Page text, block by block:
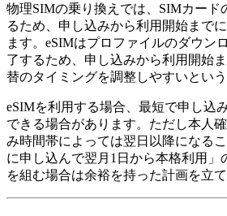
物理SIMの乗り換えでは、SIMカード
るため、申し込みから利用開始まで
ます。eSIMはプロファイルのダウン
了するため、申し込みから利用開始
替のタイミングを調整しやすいとい
eSIMを利用する場合、最短で申し込
できる場合があります。ただし本人
み時間帯によっては翌日以降になる
に申し込んで翌月1日から本格利用」
を組む場合は余裕を持った計画を立て